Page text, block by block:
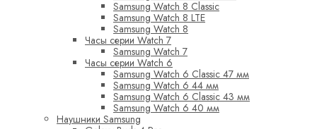
Samsung Watch 8 Classic
Samsung Watch 8 LTE
Samsung Watch 8
Часы серии Watch 7
Samsung Watch 7
Часы серии Watch 6
Samsung Watch 6 Classic 47 мм
Samsung Watch 6 44 мм
Samsung Watch 6 Classic 43 мм
Samsung Watch 6 40 мм
Наушники Samsung